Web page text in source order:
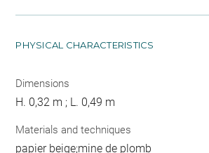
PHYSICAL CHARACTERISTICS
Dimensions
H. 0,32 m ; L. 0,49 m
Materials and techniques
papier beige;mine de plomb